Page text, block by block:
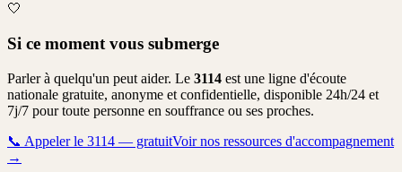
🤍
Si ce moment vous submerge
Parler à quelqu'un peut aider. Le 3114 est une ligne d'écoute
nationale gratuite, anonyme et confidentielle, disponible 24h/24 et
7j/7 pour toute personne en souffrance ou ses proches.
📞 Appeler le 3114 — gratuitVoir nos ressources d'accompagnement
→